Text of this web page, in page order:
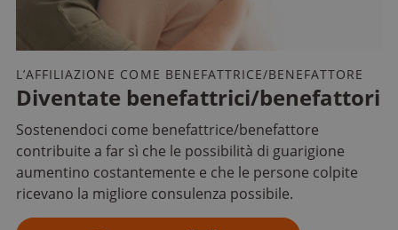
Diventate benefattrici/benefattori
L’AFFILIAZIONE COME BENEFATTRICE/BENEFATTORE
Sostenendoci come benefattrice/benefattore
contribuite a far sì che le possibilità di guarigione
aumentino costantemente e che le persone colpite
ricevano la migliore consulenza possibile.